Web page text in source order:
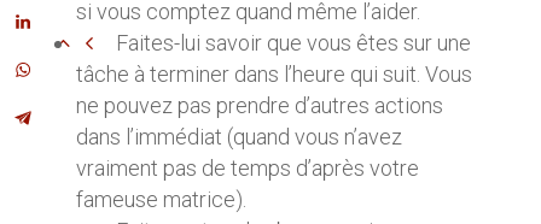
si vous comptez quand même l’aider.
Faites-lui savoir que vous êtes sur une
tâche à terminer dans l’heure qui suit. Vous
ne pouvez pas prendre d’autres actions
dans l’immédiat (quand vous n’avez
vraiment pas de temps d’après votre
fameuse matrice).